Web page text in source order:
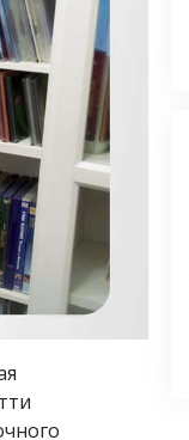
Решение
Дети
в работе
Этика и
Причина
Основы
Основы